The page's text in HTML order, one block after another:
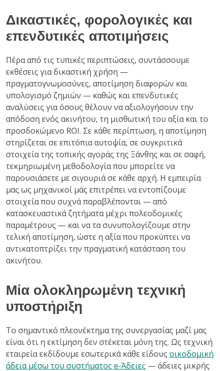
Δικαστικές, φορολογικές και
επενδυτικές αποτιμήσεις
Πέρα από τις τυπικές περιπτώσεις, συντάσσουμε
εκθέσεις για δικαστική χρήση —
πραγματογνωμοσύνες, αποτίμηση διαφορών και
υπολογισμό ζημιών — καθώς και επενδυτικές
αναλύσεις για όσους θέλουν να αξιολογήσουν την
απόδοση ενός ακινήτου, τη μισθωτική του αξία και το
προσδοκώμενο ROI. Σε κάθε περίπτωση, η αποτίμηση
στηρίζεται σε επιτόπια αυτοψία, σε συγκριτικά
στοιχεία της τοπικής αγοράς της Ξάνθης και σε σαφή,
τεκμηριωμένη μεθοδολογία που μπορείτε να
παρουσιάσετε με σιγουριά σε κάθε αρχή. Η εμπειρία
μας ως μηχανικοί μάς επιτρέπει να εντοπίζουμε
στοιχεία που συχνά παραβλέπονται — από
κατασκευαστικά ζητήματα μέχρι πολεοδομικές
παραμέτρους — και να τα συνυπολογίζουμε στην
τελική αποτίμηση, ώστε η αξία που προκύπτει να
αντικατοπτρίζει την πραγματική κατάσταση του
ακινήτου.
Μία ολοκληρωμένη τεχνική
υποστήριξη
Το σημαντικό πλεονέκτημα της συνεργασίας μαζί μας
είναι ότι η εκτίμηση δεν στέκεται μόνη της. Ως τεχνική
εταιρεία εκδίδουμε εσωτερικά κάθε είδους οικοδομική
άδεια μέσω του συστήματος e-Άδειες — άδειες μικρής